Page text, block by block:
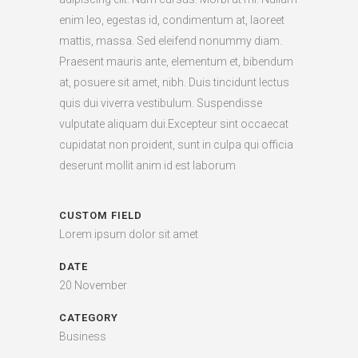
enim leo, egestas id, condimentum at, laoreet
mattis, massa. Sed eleifend nonummy diam.
Praesent mauris ante, elementum et, bibendum
at, posuere sit amet, nibh. Duis tincidunt lectus
quis dui viverra vestibulum. Suspendisse
vulputate aliquam dui.Excepteur sint occaecat
cupidatat non proident, sunt in culpa qui officia
deserunt mollit anim id est laborum
CUSTOM FIELD
Lorem ipsum dolor sit amet
DATE
20 November
CATEGORY
Business